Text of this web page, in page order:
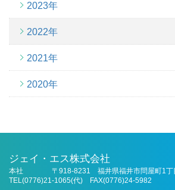
2023年
2022年
2021年
2020年
ジェイ・エス株式会社
本社 〒918-8231 福井県福井市問屋町1
TEL(0776)21-1065(代)
FAX(0776)24-5982